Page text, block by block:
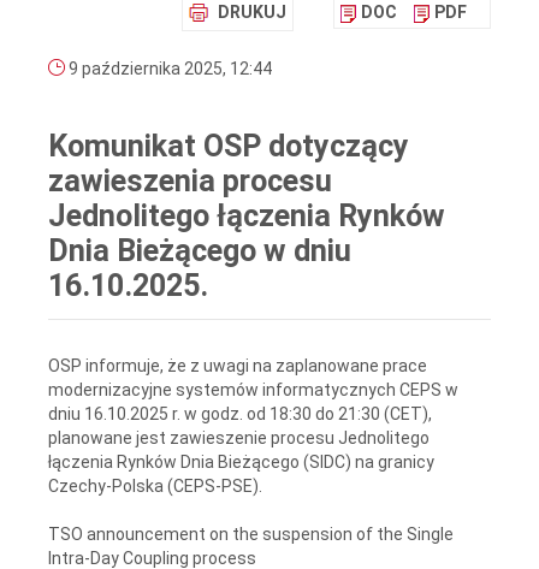
DRUKUJ DOC PDF
9 października 2025, 12:44
Komunikat OSP dotyczący
zawieszenia procesu
Jednolitego łączenia Rynków
Dnia Bieżącego w dniu
16.10.2025.
OSP informuje, że z uwagi na zaplanowane prace
modernizacyjne systemów informatycznych CEPS w
dniu 16.10.2025 r. w godz. od 18:30 do 21:30 (CET),
planowane jest zawieszenie procesu Jednolitego
łączenia Rynków Dnia Bieżącego (SIDC) na granicy
Czechy-Polska (CEPS-PSE).
TSO announcement on the suspension of the Single
Intra-Day Coupling process